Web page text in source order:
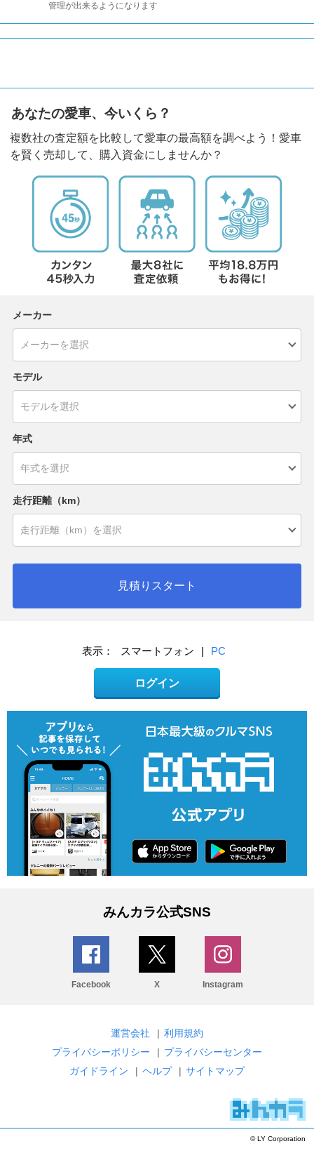
管理が出来るようになります
あなたの愛車、今いくら？
複数社の査定額を比較して愛車の最高額を調べよう！愛車
を賢く売却して、購入資金にしませんか？
メーカー
モデル
年式
走行距離（km）
見積りスタート
表示： スマートフォン | PC
ログイン
みんカラ公式SNS
Facebook X Instagram
運営会社 | 利用規約
プライバシーポリシー
| プライバシーセンター
ガイドライン
| ヘルプ | サイトマップ
© LY Corporation